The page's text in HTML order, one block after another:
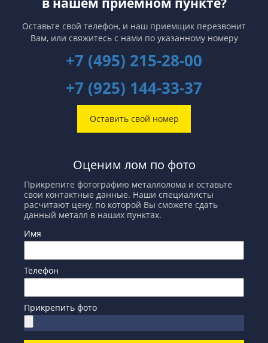
понижения экспорта
обстановки. И если Китай сделает
запасах металлов между Западом
и Восток продлится еще не один
Оставьте свой телефон, и наш приемщик перезвонит
Вам, или свяжитесь с нами по указанному номеру
+7 (495) 215-28-00
+7 (925) 144-33-37
Оставить свой номер
Оценим лом по фото
Прикрепите фотографию металлолома и оставьте
свои контактные данные. Наши специалисты
расчитают цену, по которой Вы сможете сдать
данный металл в наших пунктах.
Имя
Телефон
Прикрепить фото